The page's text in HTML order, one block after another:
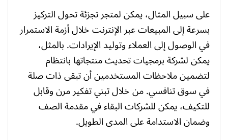
على سبيل المثال، يمكن لمتجر تجزئة تحول التركيز
بسرعة إلى المبيعات عبر الإنترنت خلال أزمة الاستمرار
في الوصول إلى العملاء وتوليد الإيرادات. بالمثل،
يمكن لشركة برمجيات تحديث منتجاتها بانتظام
لتضمين ملاحظات المستخدمين أن تبقى ذات صلة
في سوق تنافسي. من خلال تبني تفكير مرن وقابل
للتكيف، يمكن للشركات البقاء في مقدمة الصف
وضمان الاستدامة على المدى الطويل.